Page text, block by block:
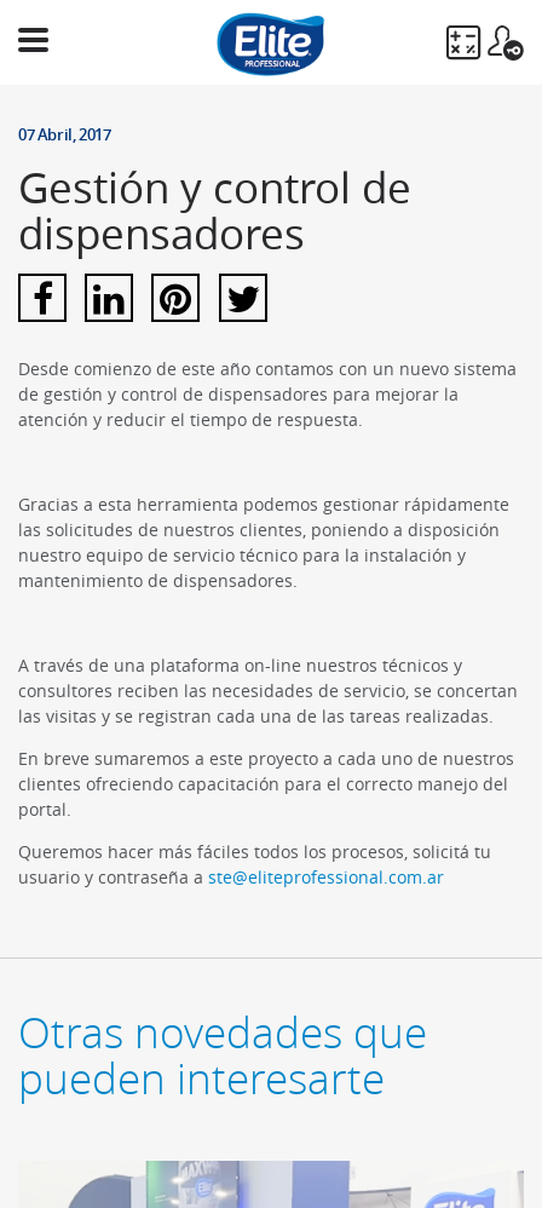
tu
búsqueda
BUSCAR
07 Abril, 2017
Gestión y control de
dispensadores
Desde comienzo de este año contamos con un nuevo sistema
de gestión y control de dispensadores para mejorar la
atención y reducir el tiempo de respuesta.
Gracias a esta herramienta podemos gestionar rápidamente
las solicitudes de nuestros clientes, poniendo a disposición
nuestro equipo de servicio técnico para la instalación y
mantenimiento de dispensadores.
A través de una plataforma on-line nuestros técnicos y
consultores reciben las necesidades de servicio, se concertan
las visitas y se registran cada una de las tareas realizadas.
En breve sumaremos a este proyecto a cada uno de nuestros
clientes ofreciendo capacitación para el correcto manejo del
portal.
Queremos hacer más fáciles todos los procesos, solicitá tu
usuario y contraseña a ste@eliteprofessional.com.ar
Otras novedades que
pueden interesarte